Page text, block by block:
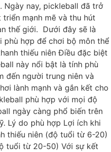
Ngày nay, pickleball đã trở
mạnh mẽ và thu hút
thế giới. Dưới đây sẽ là
hợp để chơi bộ môn thể
thiếu niên Điều đặc biệt
này nổi bật là tính phù
đến người trung niên và
lành mạnh và gắn kết cho
phù hợp với mọi độ
ngày càng phổ biến trên
Lý do phù hợp Lợi ích khi
thiếu niên (độ tuổi từ 6-20)
tuổi từ 20-50) Với sự kết